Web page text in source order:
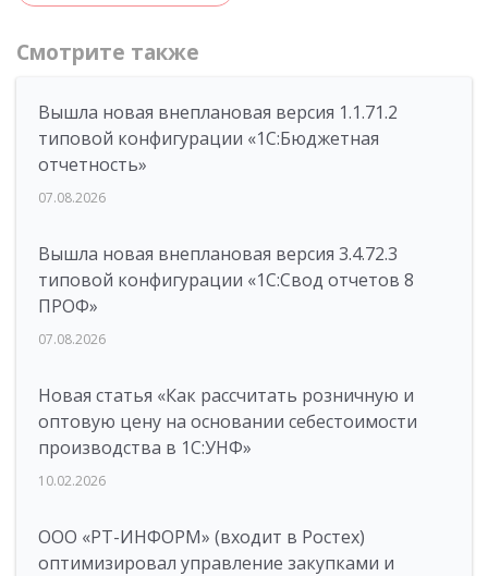
Смотрите также
Вышла новая внеплановая версия 1.1.71.2
типовой конфигурации «1C:Бюджетная
отчетность»
07.08.2026
Вышла новая внеплановая версия 3.4.72.3
типовой конфигурации «1C:Свод отчетов 8
ПРОФ»
07.08.2026
Новая статья «Как рассчитать розничную и
оптовую цену на основании себестоимости
производства в 1С:УНФ»
10.02.2026
ООО «РТ-ИНФОРМ» (входит в Ростех)
оптимизировал управление закупками и